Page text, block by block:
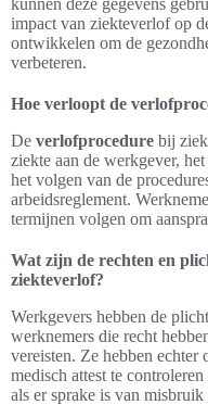
kunnen deze gegevens
impact van ziekteverlof op
ontwikkelen om de
verbeteren.
Hoe verloopt de
De verlofprocedure bij
ziekte aan de werkgever,
het volgen van de
arbeidsreglement.
termijnen volgen om
Wat zijn de rechten en
ziekteverlof?
Werkgevers hebben de
werknemers die recht
vereisten. Ze hebben echter
medisch attest te
als er sprake is van